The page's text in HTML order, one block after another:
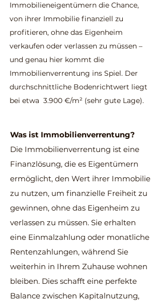
Immobilieneigentümern die Chance,
von ihrer Immobilie finanziell zu
profitieren, ohne das Eigenheim
verkaufen oder verlassen zu müssen –
und genau hier kommt die
Immobilienverrentung ins Spiel. Der
durchschnittliche Bodenrichtwert liegt
bei etwa 3.900 €/m² (sehr gute Lage).
Was ist Immobilienverrentung?
Die Immobilienverrentung ist eine
Finanzlösung, die es Eigentümern
ermöglicht, den Wert ihrer Immobilie
zu nutzen, um finanzielle Freiheit zu
gewinnen, ohne das Eigenheim zu
verlassen zu müssen. Sie erhalten
eine Einmalzahlung oder monatliche
Rentenzahlungen, während Sie
weiterhin in Ihrem Zuhause wohnen
bleiben. Dies schafft eine perfekte
Balance zwischen Kapitalnutzung,